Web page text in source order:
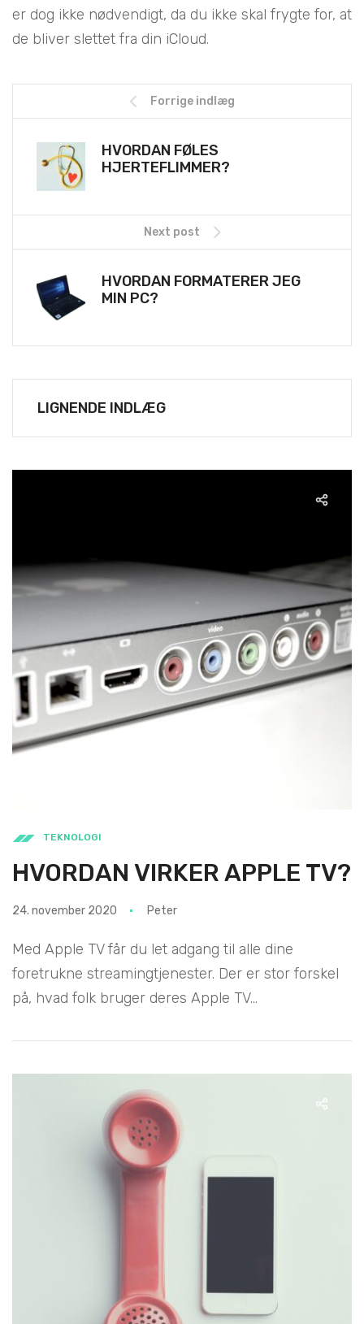
er dog ikke nødvendigt, da du ikke skal frygte for, at
de bliver slettet fra din iCloud.
Forrige indlæg
HVORDAN FØLES
HJERTEFLIMMER?
Next post
HVORDAN FORMATERER JEG
MIN PC?
LIGNENDE INDLÆG
TEKNOLOGI
HVORDAN VIRKER APPLE TV?
24. november 2020 Peter
Med Apple TV får du let adgang til alle dine
foretrukne streamingtjenester. Der er stor forskel
på, hvad folk bruger deres Apple TV...